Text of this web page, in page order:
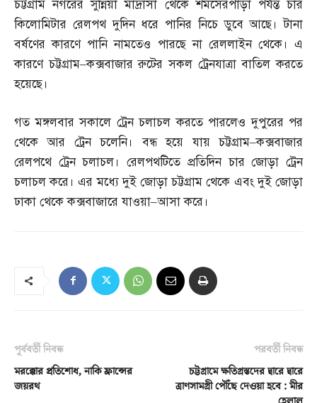
চট্টগ্রাম নগরের সুন্নিয়া মাদ্রাসা থেকে শমসেরপাড়া পর্যন্ত চার
কিলোমিটার রেলপথ দুদিন ধরে পানির নিচে ডুবে আছে। টানা
বর্ষণের কারণে পানি নামতেও পারছে না রেললাইন থেকে। এ
কারণে চট্টগ্রাম–কক্সবাজার রুটের সকল ট্রেনযাত্রা বাতিল করতে
হয়েছে।
গত মঙ্গলবার সকালে ট্রেন চলাচল করতে পারলেও দুপুরের পর
থেকে আর ট্রেন চলেনি। বন্ধ হয়ে যায় চট্টগ্রাম–কক্সবাজার
রেলপথে ট্রেন চলাচল। রেলপথটিতে প্রতিদিন চার জোড়া ট্রেন
চলাচল করে। এর মধ্যে দুই জোড়া চট্টগ্রাম থেকে এবং দুই জোড়া
ঢাকা থেকে কক্সবাজারে যাওয়া–আসা করে।
পূর্ববর্তী নিবন্ধ
মরক্কোর প্রতিশোধ, নাকি ফ্রান্সের
জয়রথ
পরবর্তী নিবন্ধ
চট্টগ্রামে ক্ষতিগ্রস্তদের দ্বারে দ্বারে
ত্রাণসামগ্রী পৌঁছে দেওয়া হবে : মীর